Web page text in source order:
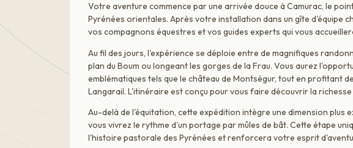
Votre aventure commence par une arrivée douce à Camurac, le
Pyrénées orientales. Après votre installation dans un gîte d'équipe
vos compagnons équestres et vos guides experts qui vous
Au fil des jours, l'expérience se déploie entre de magnifiques
plan du Boum ou longeant les gorges de la Frau. Vous aurez
emblématiques tels que le château de Montségur, tout en profitant
Langarail. L'itinéraire est conçu pour vous faire découvrir la
Au-delà de l'équitation, cette expédition intègre une dimension plus
vous vivrez le rythme d'un portage par mûles de bât. Cette étape
l'histoire pastorale des Pyrénées et renforcera votre esprit